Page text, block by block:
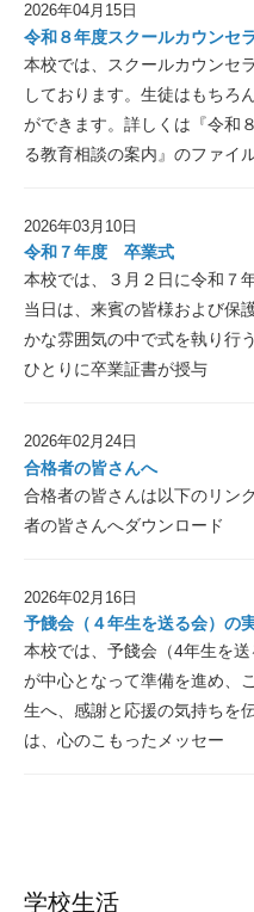
2026年04月15日
令和８年度スクールカウンセ
本校では、スクールカウンセ
しております。生徒はもちろ
ができます。詳しくは『令和
る教育相談の案内』のファイ
2026年03月10日
令和７年度 卒業式
本校では、３月２日に令和７
当日は、来賓の皆様および保
かな雰囲気の中で式を執り行
ひとりに卒業証書が授与
2026年02月24日
合格者の皆さんへ
合格者の皆さんは以下のリン
者の皆さんへダウンロード
2026年02月16日
予餞会（４年生を送る会）の
本校では、予餞会（4年生を
が中心となって準備を進め、
生へ、感謝と応援の気持ち
は、心のこもったメッセー
学校生活